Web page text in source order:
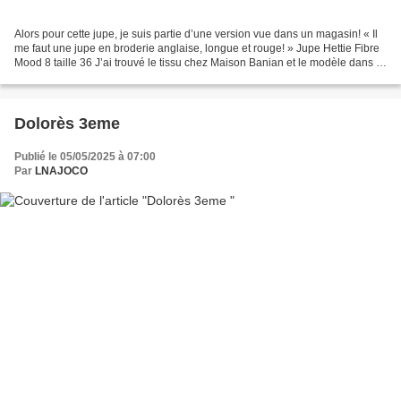
Alors pour cette jupe, je suis partie d’une version vue dans un magasin! « Il
me faut une jupe en broderie anglaise, longue et rouge! » Jupe Hettie Fibre
Mood 8 taille 36 J’ai trouvé le tissu chez Maison Banian et le modèle dans la
Dolorès 3eme
Publié le 05/05/2025 à 07:00
Par LNAJOCO